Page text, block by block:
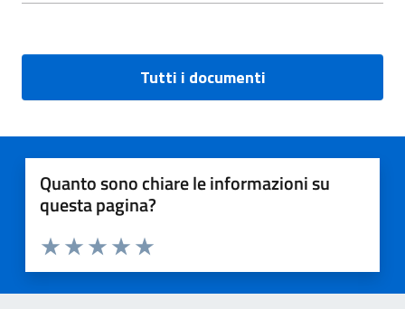
Tutti i documenti
Quanto sono chiare le informazioni su
questa pagina?
Valuta 5 stelle su 5
Valuta 4 stelle su 5
Valuta 3 stelle su 5
Valuta 2 stelle su 5
Valuta 1 stelle su 5